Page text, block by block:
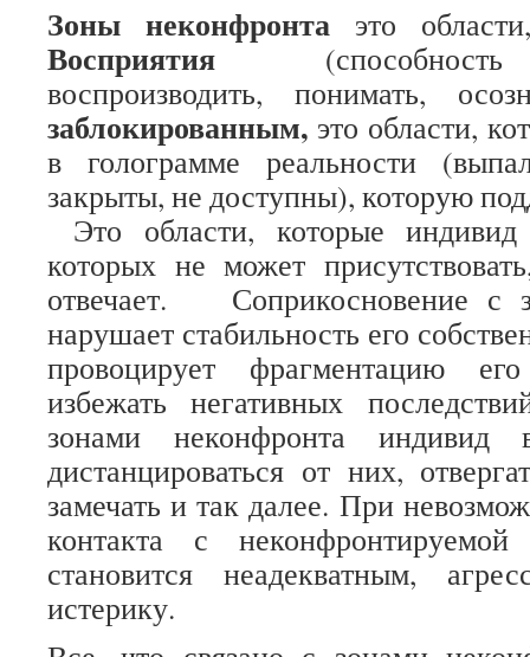
Зоны неконфронтаэто
Восприятия (способность
воспроизводить, понимать,
заблокированным, это области,
в голограмме реальности
закрыты, не доступны), которую
Это области, которые
которых не может
отвечает. Соприкосновение с
нарушает стабильность его
провоцирует фрагментацию
избежать негативных
зонами неконфронта индивид
дистанцироваться от них,
замечать и так далее. При
контакта с
становится неадекватным,
истерику.